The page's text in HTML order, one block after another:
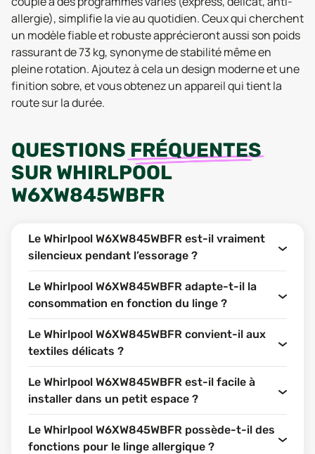
allergie), simplifie la vie au quotidien. Ceux qui cherchent
un modèle fiable et robuste apprécieront aussi son poids
rassurant de 73 kg, synonyme de stabilité même en
pleine rotation. Ajoutez à cela un design moderne et une
finition sobre, et vous obtenez un appareil qui tient la
route sur la durée.
QUESTIONS FRÉQUENTES
SUR WHIRLPOOL
W6XW845WBFR
Le Whirlpool W6XW845WBFR est-il vraiment
silencieux pendant l’essorage ?
Le Whirlpool W6XW845WBFR adapte-t-il la
consommation en fonction du linge ?
Le Whirlpool W6XW845WBFR convient-il aux
textiles délicats ?
Le Whirlpool W6XW845WBFR est-il facile à
installer dans un petit espace ?
Le Whirlpool W6XW845WBFR possède-t-il des
fonctions pour le linge allergique ?